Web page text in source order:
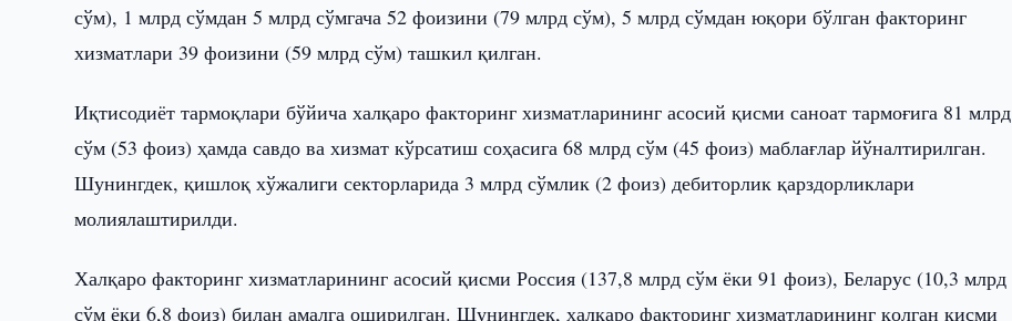
сўм), 1 млрд сўмдан 5 млрд сўмгача 52 фоизини (79 млрд сўм), 5 млрд сўмдан юқори бўлган факторинг
хизматлари 39 фоизини (59 млрд сўм) ташкил қилган.
Иқтисодиёт тармоқлари бўйича халқаро факторинг хизматларининг асосий қисми саноат тармоғига 81 млрд
сўм (53 фоиз) ҳамда савдо ва хизмат кўрсатиш соҳасига 68 млрд сўм (45 фоиз) маблағлар йўналтирилган.
Шунингдек, қишлоқ хўжалиги секторларида 3 млрд сўмлик (2 фоиз) дебиторлик қарздорликлари
молиялаштирилди.
Халқаро факторинг хизматларининг асосий қисми Россия (137,8 млрд сўм ёки 91 фоиз), Беларус (10,3 млрд
сўм ёки 6,8 фоиз) билан амалга оширилган. Шунингдек, халқаро факторинг хизматларининг қолган қисми